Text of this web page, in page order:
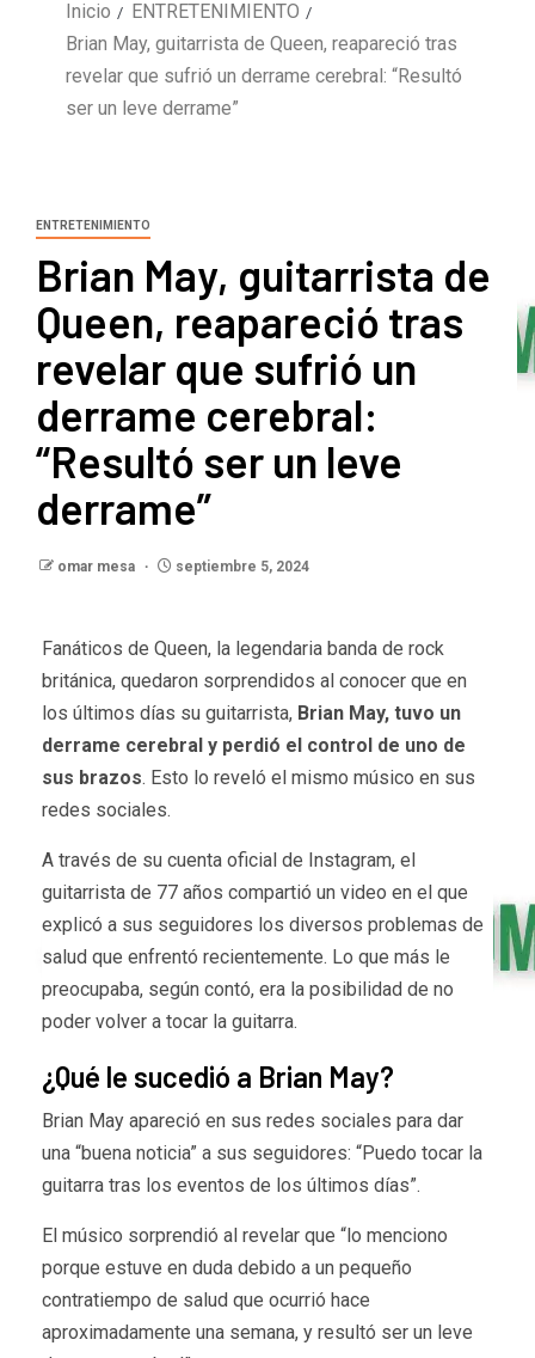
Inicio
ENTRETENIMIENTO
Brian May, guitarrista de Queen, reapareció tras
revelar que sufrió un derrame cerebral: “Resultó
ser un leve derrame”
ENTRETENIMIENTO
Brian May, guitarrista de
Queen, reapareció tras
revelar que sufrió un
derrame cerebral:
“Resultó ser un leve
derrame”
omar mesa septiembre 5, 2024
Fanáticos de Queen, la legendaria banda de rock
británica, quedaron sorprendidos al conocer que en
los últimos días su guitarrista, Brian May, tuvo un
derrame cerebral y perdió el control de uno de
sus brazos. Esto lo reveló el mismo músico en sus
redes sociales.
A través de su cuenta oficial de Instagram, el
guitarrista de 77 años compartió un video en el que
explicó a sus seguidores los diversos problemas de
salud que enfrentó recientemente. Lo que más le
preocupaba, según contó, era la posibilidad de no
poder volver a tocar la guitarra.
¿Qué le sucedió a Brian May?
Brian May apareció en sus redes sociales para dar
una “buena noticia” a sus seguidores: “Puedo tocar la
guitarra tras los eventos de los últimos días”.
El músico sorprendió al revelar que “lo menciono
porque estuve en duda debido a un pequeño
contratiempo de salud que ocurrió hace
aproximadamente una semana, y resultó ser un leve